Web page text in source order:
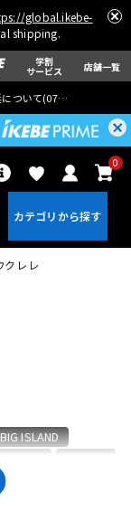
global.ikebe-
shipping.
学割
サービス 店舗一覧
について(07月29日
0
レレ
カッション
クレレ
BIG ISLAND
FUJIGEN